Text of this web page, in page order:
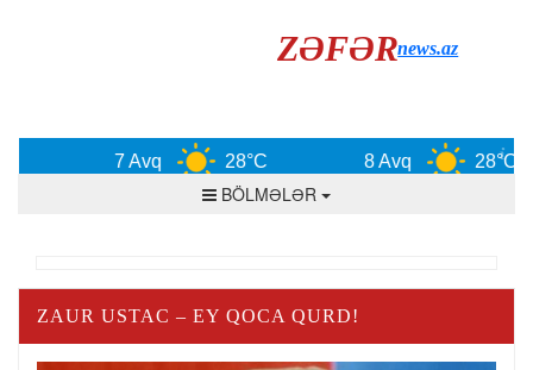
ZƏFƏRnews.az
7 Avq 28°C 8 Avq 28°C
BÖLMƏLƏR
ZAUR USTAC – EY QOCA QURD!